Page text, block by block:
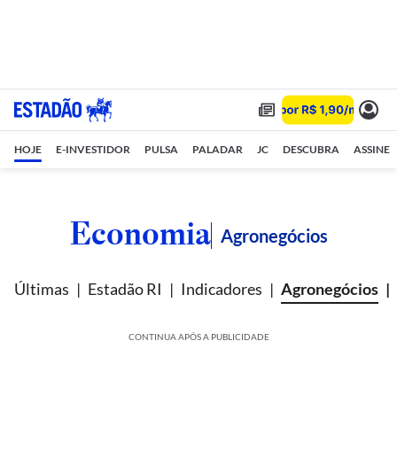
HOJE E-INVESTIDOR PULSA PALADAR JC DESCUBRA ASSINE
Economia Agronegócios
Últimas Estadão RI Indicadores Agronegócios
CONTINUA APÓS A PUBLICIDADE